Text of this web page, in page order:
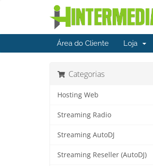
Área do Cliente Loja
Categorias
Hosting Web
Streaming Radio
Streaming AutoDJ
Streaming Reseller (AutoDJ)